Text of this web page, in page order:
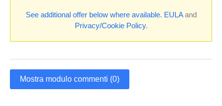
See additional offer below where available. EULAand
Privacy/Cookie Policy.
Mostra modulo commenti (0)